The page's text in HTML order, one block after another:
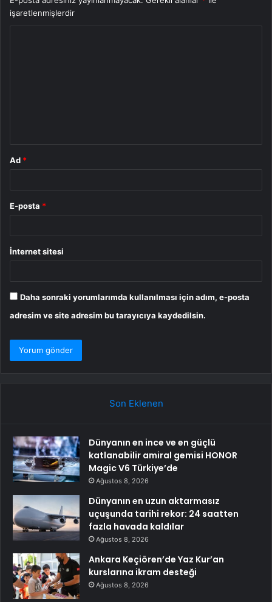
işaretlenmişlerdir
Ad *
E-posta *
İnternet sitesi
Daha sonraki yorumlarımda kullanılması için adım, e-posta
adresim ve site adresim bu tarayıcıya kaydedilsin.
Son Eklenen
Dünyanın en ince ve en güçlü
katlanabilir amiral gemisi HONOR
Magic V6 Türkiye’de
Ağustos 8, 2026
Dünyanın en uzun aktarmasız
uçuşunda tarihi rekor: 24 saatten
fazla havada kaldılar
Ağustos 8, 2026
Ankara Keçiören’de Yaz Kur’an
kurslarına ikram desteği
Ağustos 8, 2026